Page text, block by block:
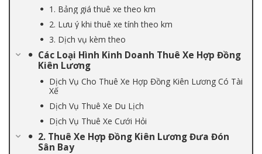
1. Bảng giá thuê xe theo km
2. Lưu ý khi thuê xe tính theo km
3. Dịch vụ kèm theo
Các Loại Hình Kinh Doanh Thuê Xe Hợp Đồng
Kiên Lương
Dịch Vụ Cho Thuê Xe Hợp Đồng Kiên Lương Có Tài
Xế
Dịch Vụ Thuê Xe Du Lịch
Dịch Vụ Thuê Xe Cưới Hỏi
2. Thuê Xe Hợp Đồng Kiên Lương Đưa Đón
Sân Bay